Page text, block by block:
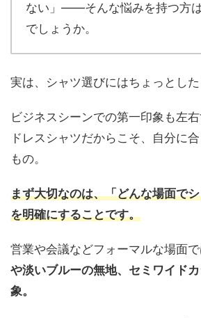
ない」――そんな悩みを持つ方
でしょうか。
実は、シャツ選びにはちょっとした
ビジネスシーンでの第一印象も左
ドレスシャツだからこそ、自分に
もの。
まず大切なのは、「どんな場面で
を明確にすることです。
営業や会議などフォーマルな場面で
や淡いブルーの無地、セミワイド
象。